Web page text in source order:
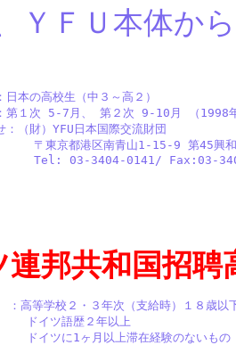
ＹＦＵ本体か
本の高校生（中３～高２）
第１次 5-7月、 第２次 9-10月 （1998
：（財）YFU日本国際交流財団
〒東京都港区南青山1-15-9 第45興
Tel: 03-3404-0141/ Fax:03-
連邦共和国招
高等学校２・３年次（支給時）１８歳以
ドイツ語歴２年以上
ドイツに1ヶ月以上滞在経験のないもの